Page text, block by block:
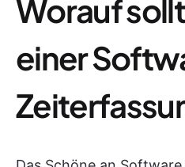
Worauf
einer